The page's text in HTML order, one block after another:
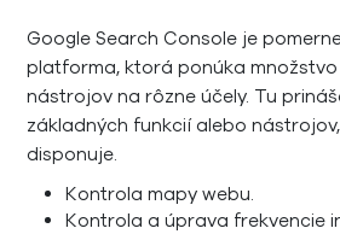
Google Search Console je
platforma, ktorá ponúka
nástrojov na rôzne účely. Tu
základných funkcií alebo
disponuje.
Kontrola mapy webu.
Kontrola a úprava frekvencie